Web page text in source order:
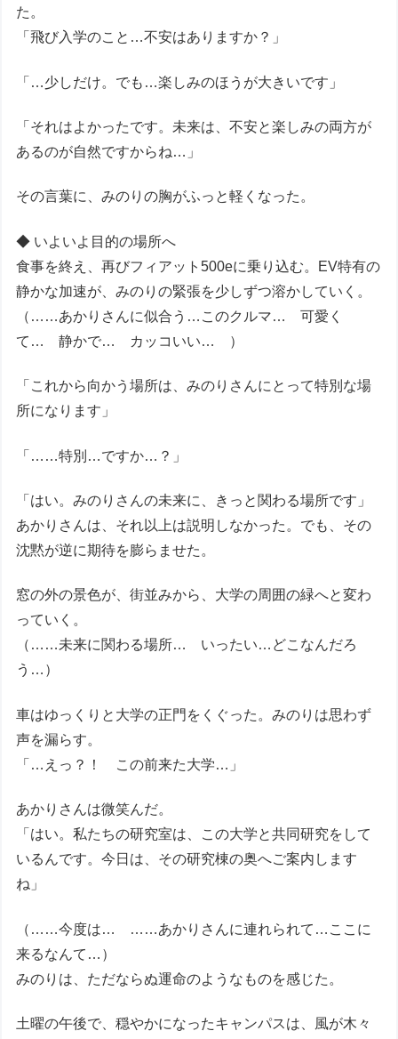
た。
「飛び入学のこと…不安はありますか？」
「…少しだけ。でも…楽しみのほうが大きいです」
「それはよかったです。未来は、不安と楽しみの両方が
あるのが自然ですからね…」
その言葉に、みのりの胸がふっと軽くなった。
◆ いよいよ目的の場所へ
食事を終え、再びフィアット500eに乗り込む。EV特有の
静かな加速が、みのりの緊張を少しずつ溶かしていく。
（……あかりさんに似合う…このクルマ… 可愛く
て… 静かで… カッコいい… ）
「これから向かう場所は、みのりさんにとって特別な場
所になります」
「……特別…ですか…？」
「はい。みのりさんの未来に、きっと関わる場所です」
あかりさんは、それ以上は説明しなかった。でも、その
沈黙が逆に期待を膨らませた。
窓の外の景色が、街並みから、大学の周囲の緑へと変わ
っていく。
（……未来に関わる場所… いったい…どこなんだろ
う…）
車はゆっくりと大学の正門をくぐった。みのりは思わず
声を漏らす。
「…えっ？！ この前来た大学…」
あかりさんは微笑んだ。
「はい。私たちの研究室は、この大学と共同研究をして
いるんです。今日は、その研究棟の奥へご案内します
ね」
（……今度は… ……あかりさんに連れられて…ここに
来るなんて…）
みのりは、ただならぬ運命のようなものを感じた。
土曜の午後で、穏やかになったキャンパスは、風が木々